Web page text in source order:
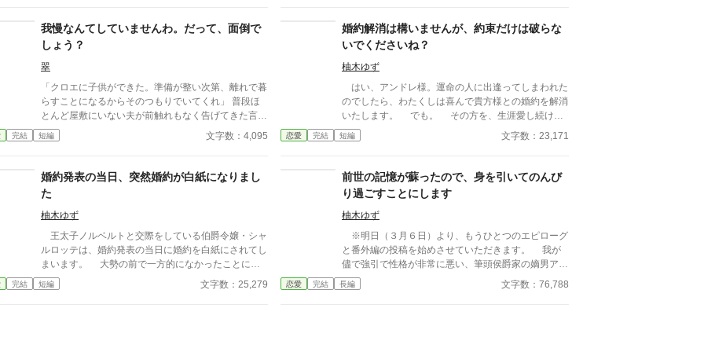
傷を負い、絶望の中にいたミラアニアでしたが――そ
んな彼女のもとに、隣国に留学していた年下の幼馴
染・ザルテアンが現れたことで彼女の日常は一変する
こととなるのでした。 そして同じくザルテアンの
帰国を切っ掛けにして、元婚約者ライオリードには複
数の不幸が訪れることとなるのでした。
ト家に圧力をかけ、自分の前はもちろんのこと不自然
にならないよう人前で声を出すことさえも禁じてしま
ったのです。 自分の都合で好き放題するエタン、
そんな彼はまだ知りません。 その傍若無人な振る
舞いと自己中心的な性格が、あまりにも大きな災難を
もたらしてしまうことを。 ※１１月１８日、本編
完結。時期は未定ではありますが、シャルリーのその
後などの番外編の投稿を予定しております。 ※体
調の影響により一時的に、最新作以外の感想欄を閉じ
我慢なんてしていませんわ。だって、面倒で
しょう？
翠
「クロエに子供ができた。準備が整い次第、離れで暮
らすことになるからそのつもりでいてくれ」 普段ほ
とんど屋敷にいない夫が前触れもなく告げてきた言葉
をきっかけに、レティシアは“三年間”の契約を終わら
せることにした。 赤の他人を屋敷に迎えることはし
って、面倒でしょう？」 不誠実な夫も、無意味な結
婚も、 この際すべて切り捨ててしまいましょう。
完結 短編 文字数：4,095
婚約解消は構いませんが、約束だけは破らな
いでくださいね？
柚木ゆず
はい、アンドレ様。運命の人に出逢ってしまわれた
のでしたら、わたくしは喜んで貴方様との婚約を解消
いたします。 でも。 その方を、生涯愛し続ける
と約束してくださいね？ もし約束を破ったら、そ
の時は『私』は貴方を―― ※３月１２日本編完結し
いただきます。
恋愛 完結 短編 文字数：23,171
婚約発表の当日、突然婚約が白紙になりまし
た
柚木ゆず
王太子ノルベルトと交際をしている伯爵令嬢・シャ
ルロッテは、婚約発表の当日に婚約を白紙にされてし
まいます。 大勢の前で一方的になかったことにし
た上に、シャルロッテを罵るノルベルト。彼はシャル
ロッテを傷付ける言葉を平然と放ち、悪びれもせず去
完結 短編 文字数：25,279
前世の記憶が蘇ったので、身を引いてのんび
り過ごすことにします
柚木ゆず
※明日（３月６日）より、もうひとつのエピローグ
と番外編の投稿を始めさせていただきます。 我が
儘で強引で性格が非常に悪い、筆頭侯爵家の嫡男アル
ノー。そんな彼を伯爵令嬢エレーヌは『ブレずに力強
く引っ張ってくださる自信に満ちた方』と狂信的に愛
恋愛 完結 長編 文字数：76,788